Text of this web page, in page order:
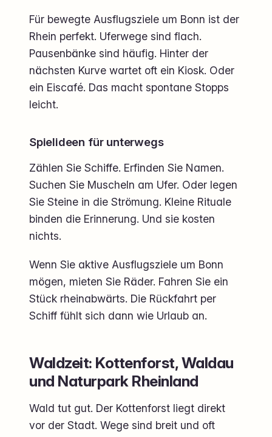
Für bewegte Ausflugsziele um Bonn ist der
Rhein perfekt. Uferwege sind flach.
Pausenbänke sind häufig. Hinter der
nächsten Kurve wartet oft ein Kiosk. Oder
ein Eiscafé. Das macht spontane Stopps
leicht.
Spielideen für unterwegs
Zählen Sie Schiffe. Erfinden Sie Namen.
Suchen Sie Muscheln am Ufer. Oder legen
Sie Steine in die Strömung. Kleine Rituale
binden die Erinnerung. Und sie kosten
nichts.
Wenn Sie aktive Ausflugsziele um Bonn
mögen, mieten Sie Räder. Fahren Sie ein
Stück rheinabwärts. Die Rückfahrt per
Schiff fühlt sich dann wie Urlaub an.
Waldzeit: Kottenforst, Waldau
und Naturpark Rheinland
Wald tut gut. Der Kottenforst liegt direkt
vor der Stadt. Wege sind breit und oft